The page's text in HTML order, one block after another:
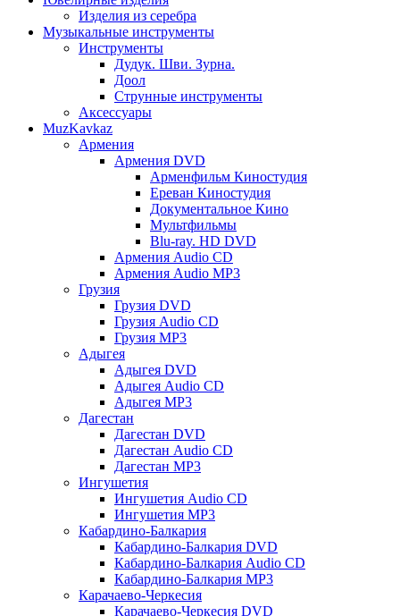
Изделия из серебра
Музыкальные инструменты
Инструменты
Дудук. Шви. Зурна.
Доол
Струнные инструменты
Аксессуары
MuzKavkaz
Армения
Армения DVD
Арменфильм Киностудия
Ереван Киностудия
Документальное Кино
Мультфильмы
Blu-ray. HD DVD
Армения Audio CD
Армения Audio MP3
Грузия
Грузия DVD
Грузия Audio CD
Грузия MP3
Адыгея
Адыгея DVD
Адыгея Audio CD
Адыгея MP3
Дагестан
Дагестан DVD
Дагестан Audio CD
Дагестан MP3
Ингушетия
Ингушетия Audio CD
Ингушетия MP3
Кабардино-Балкария
Кабардино-Балкария DVD
Кабардино-Балкария Audio CD
Кабардино-Балкария MP3
Карачаево-Черкесия
Карачаево-Черкесия DVD